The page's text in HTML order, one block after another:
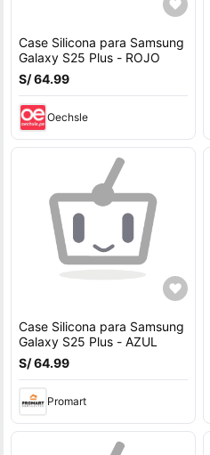
Case Silicona para Samsung
Galaxy S25 Plus - ROJO
S/ 64.99
Oechsle
Case Silicona para Samsung
Galaxy S25 Plus - AZUL
S/ 64.99
Promart